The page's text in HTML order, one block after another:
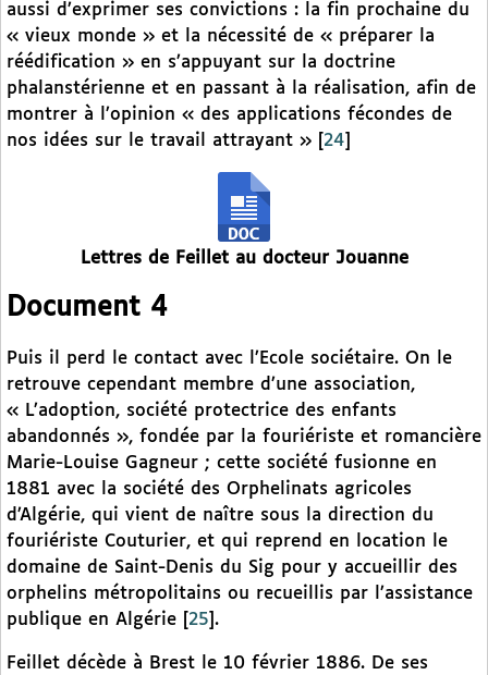
aussi d’exprimer ses convictions : la fin prochaine du
« vieux monde » et la nécessité de « préparer la
réédification » en s’appuyant sur la doctrine
phalanstérienne et en passant à la réalisation, afin de
montrer à l’opinion « des applications fécondes de
nos idées sur le travail attrayant »
24
Lettres de Feillet au docteur Jouanne
Document 4
Puis il perd le contact avec l’Ecole sociétaire. On le
retrouve cependant membre d’une association,
« L’adoption, société protectrice des enfants
abandonnés », fondée par la fouriériste et romancière
Marie-Louise Gagneur ; cette société fusionne en
1881 avec la société des Orphelinats agricoles
d’Algérie, qui vient de naître sous la direction du
fouriériste Couturier, et qui reprend en location le
domaine de Saint-Denis du Sig pour y accueillir des
orphelins métropolitains ou recueillis par l’assistance
publique en Algérie
25 .
Feillet décède à Brest le 10 février 1886. De ses